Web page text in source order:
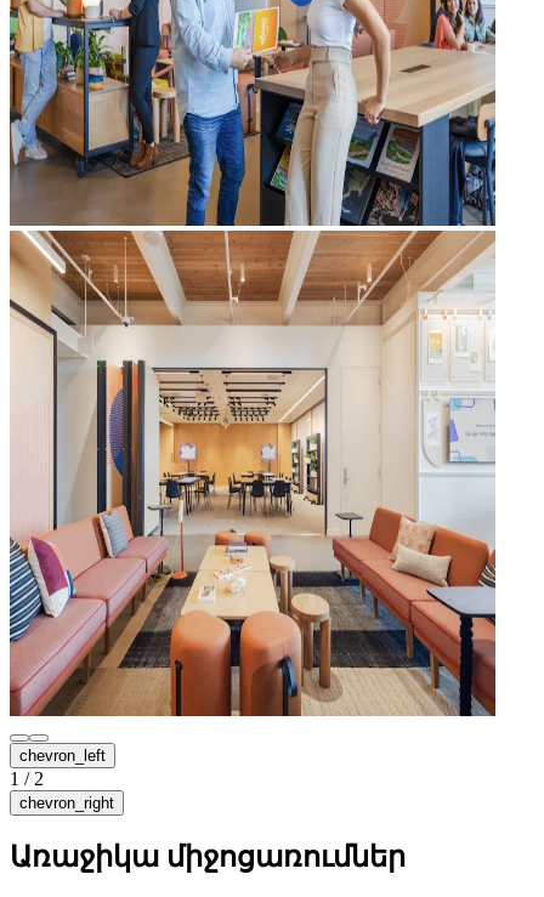
chevron_left
1 / 2
chevron_right
Առաջիկա միջոցառումներ